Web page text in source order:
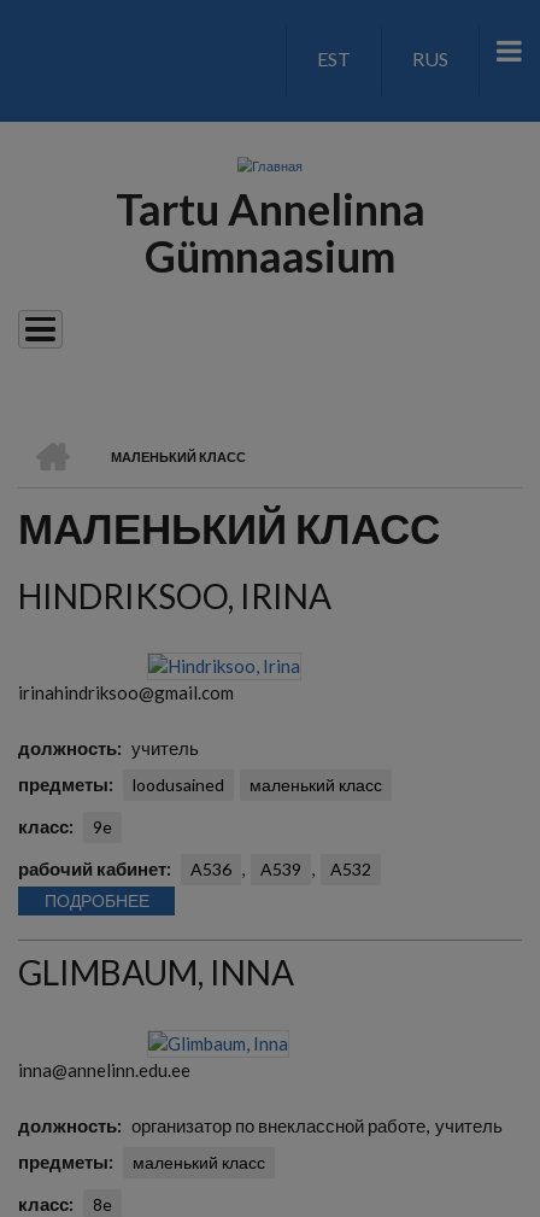
LANGUAGE
EST RUS
Tartu Annelinna
Gümnaasium
СТРОКА
НАВИГАЦИИ
МАЛЕНЬКИЙ КЛАСС
МАЛЕНЬКИЙ КЛАСС
HINDRIKSOO, IRINA
irinahindriksoo@gmail.com
должность
учитель
предметы
loodusained маленький класс
класс 9e
рабочий кабинет A536 A539
A532
ПОДРОБНЕЕ
GLIMBAUM, INNA
inna@annelinn.edu.ee
должность организатор по внеклассной работе учитель
предметы
маленький класс
класс 8e